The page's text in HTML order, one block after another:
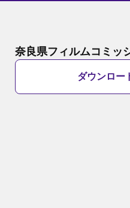
奈良県フィルムコミッ
ダウンロー